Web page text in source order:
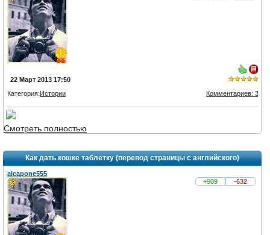
из 5,
22 Март 2013 17:50
Комментариев: 3
Категория:Истории
Смотреть полностью
Как дать кошке таблетку (перевод страницы с английского)
alcapone555
+909
-632